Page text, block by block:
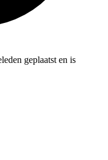
geplaatst en is